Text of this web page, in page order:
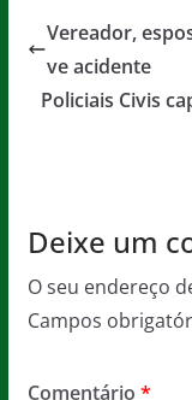
e
b
o
er
Vereador,
ve acidente
Policiais Civis
Deixe um
O seu endereço
Campos
Comentário *